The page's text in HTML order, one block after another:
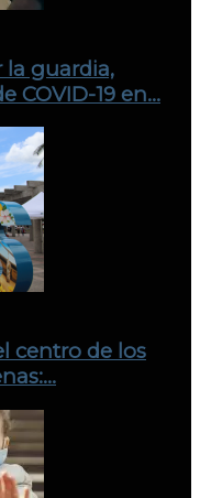
la guardia,
COVID-19 en…
centro de los